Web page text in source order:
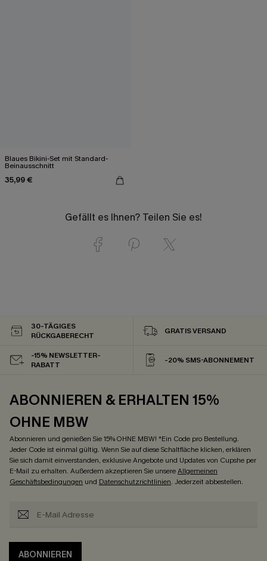
Blaues Bikini-Set mit Standard-
Beinausschnitt
35,99 €
Gefällt es Ihnen? Teilen Sie es!
30-TÄGIGES
RÜCKGABERECHT
GRATIS VERSAND
-15% NEWSLETTER-
RABATT
-20% SMS-ABONNEMENT
ABONNIEREN & ERHALTEN 15%
OHNE MBW
Abonnieren und genießen Sie 15% OHNE MBW! *Ein Code pro Bestellung.
Jeder Code ist einmal gültig. Wenn Sie auf diese Schaltfläche klicken, erklären
Sie sich damit einverstanden, exklusive Angebote und Updates von Cupshe per
E-Mail zu erhalten. Außerdem akzeptieren Sie unsereAllgemeinen
Geschäftsbedingungen und Datenschutzrichtlinien. Jederzeit abbestellen.
ABONNIEREN